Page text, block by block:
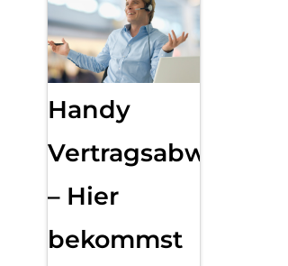
Handy
Vertragsabwicklung
– Hier
bekommst